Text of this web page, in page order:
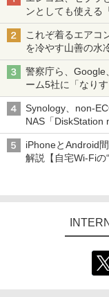
ンとしても使える
も、持ち替えずに
これぞ着るエア
を冷やす山善の水
ち・ざ・ろーど！
警察庁ら、Google
ーム5社に「なり
真や映像を使った
Synology、non-
NAS「DiskStation
ECCメモリへのア
iPhoneとAndroid
解説【自宅Wi-Fiの